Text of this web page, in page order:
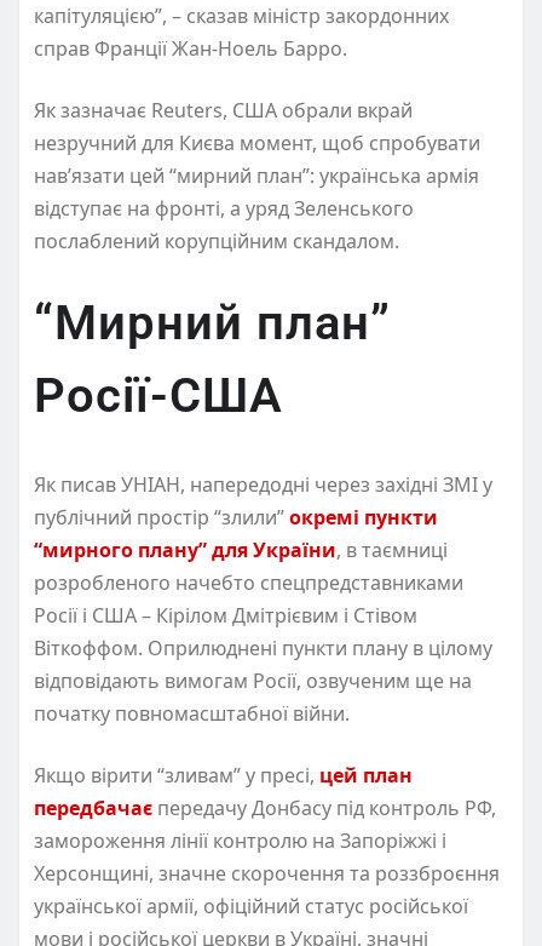
капітуляцією”, – сказав міністр закордонних
справ Франції Жан-Ноель Барро.
Як зазначає Reuters, США обрали вкрай
незручний для Києва момент, щоб спробувати
нав’язати цей “мирний план”: українська армія
відступає на фронті, а уряд Зеленського
послаблений корупційним скандалом.
“Мирний план”
Росії-США
Як писав УНІАН, напередодні через західні ЗМІ у
публічний простір “злили”окремі пункти
“мирного плану” для України, в таємниці
розробленого начебто спецпредставниками
Росії і США – Кірілом Дмітрієвим і Стівом
Віткоффом. Оприлюднені пункти плану в цілому
відповідають вимогам Росії, озвученим ще на
початку повномасштабної війни.
Якщо вірити “зливам” у пресі, цей план
передбачає передачу Донбасу під контроль РФ,
замороження лінії контролю на Запоріжжі і
Херсонщині, значне скорочення та роззброєння
української армії, офіційний статус російської
мови і російської церкви в Україні, значні